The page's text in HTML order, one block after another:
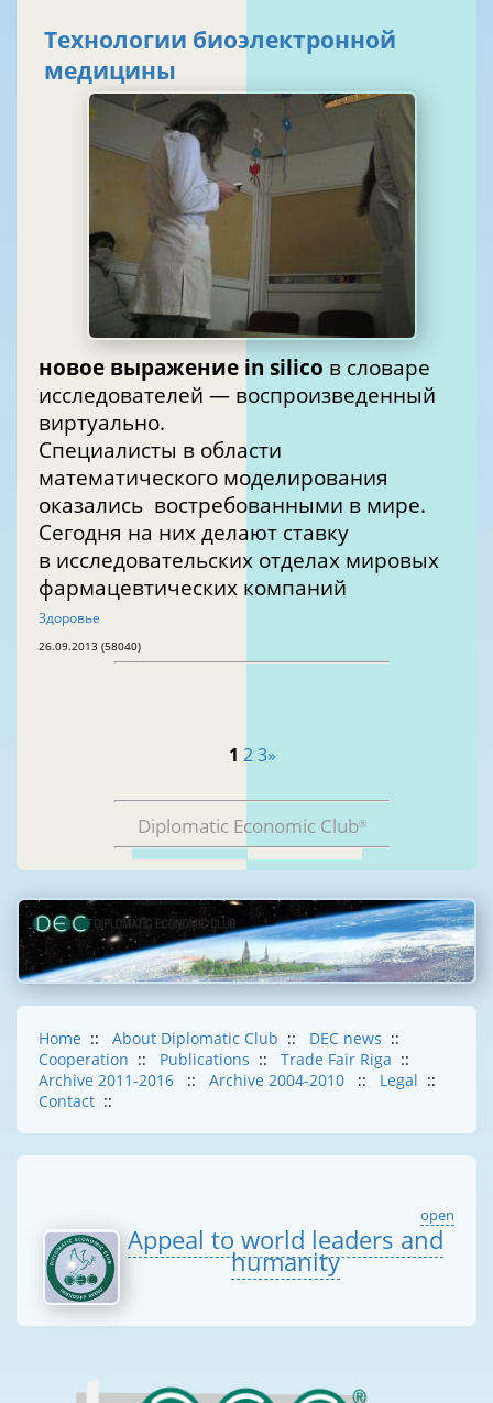
Технологии биоэлектронной
медицины
новое выражение in silico в словаре
исследователей — воспроизведенный
виртуально.
Специалисты в области
математического моделирования
оказались востребованными в мире.
Сегодня на них делают ставку
в исследовательских отделах мировых
фармацевтических компаний
Здоровье
26.09.2013 (58040)
1 2 3»
Diplomatic Economic Club®
Home :: About Diplomatic Club :: DEC news ::
Cooperation :: Publications :: Trade Fair Riga ::
Archive 2011-2016
:: Archive 2004-2010 :: Legal ::
Contact ::
open
Appeal to world leaders and
humanity